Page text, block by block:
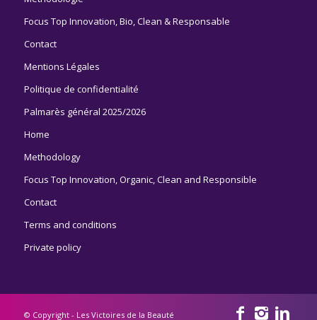
Focus Top Innovation, Bio, Clean & Responsable
Contact
Mentions Légales
Politique de confidentialité
Palmarès général 2025/2026
Home
Methodology
Focus Top Innovation, Organic, Clean and Responsible
Contact
Terms and conditions
Private policy
© Copyright - Les Victoires de la Beauté